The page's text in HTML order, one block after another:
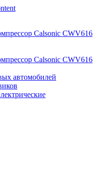
автомобилей